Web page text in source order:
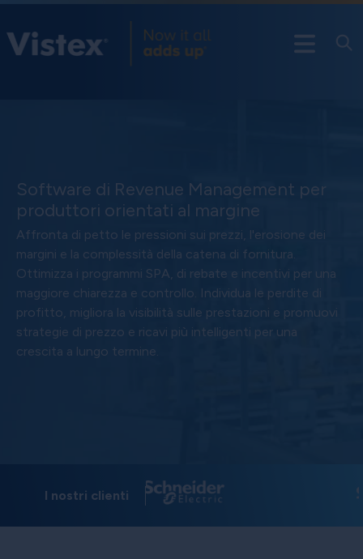
Software di Revenue Management per
produttori orientati al margine
Affronta di petto le pressioni sui prezzi, l'erosione dei
margini e la complessità della catena di fornitura.
Ottimizza i programmi SPA, di rebate e incentivi per una
maggiore chiarezza e controllo. Individua le perdite di
profitto, migliora la visibilità sulle prestazioni e promuovi
strategie di prezzo e ricavi più intelligenti per una
crescita a lungo termine.
I nostri clienti